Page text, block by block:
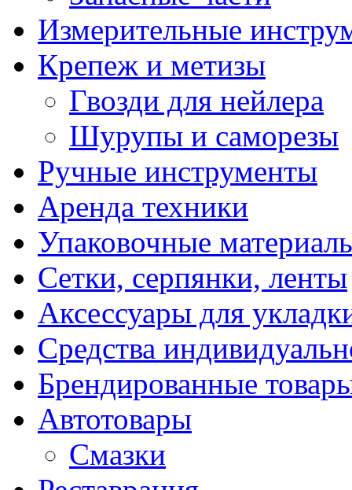
Измерительные
Крепеж и метизы
Гвозди для нейлера
Шурупы и саморезы
Ручные инструменты
Аренда техники
Упаковочные
Сетки, серпянки, ленты
Аксессуары для
Средства
Брендированные
Автотовары
Смазки